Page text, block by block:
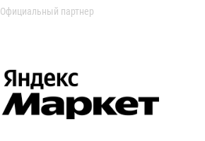
Официальный партнер